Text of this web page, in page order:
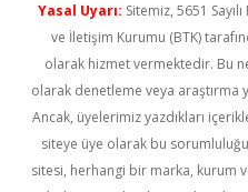
Yasal Uyarı: Sitemiz, 5651
ve İletişim Kurumu (BTK)
olarak hizmet vermektedir. Bu
olarak denetleme veya araştırma
Ancak, üyelerimiz yazdıkları
siteye üye olarak bu
sitesi, herhangi bir marka, kurum